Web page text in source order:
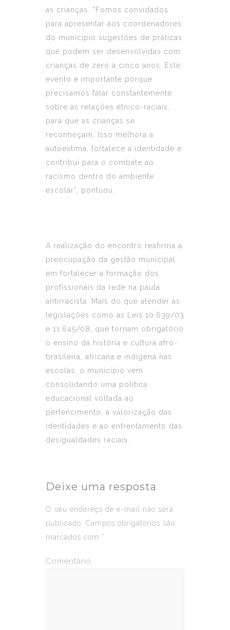
as crianças. “Fomos convidados
para apresentar aos coordenadores
do município sugestões de práticas
que podem ser desenvolvidas com
crianças de zero a cinco anos. Este
evento é importante porque
precisamos falar constantemente
sobre as relações étnico-raciais,
para que as crianças se
reconheçam. Isso melhora a
autoestima, fortalece a identidade e
contribui para o combate ao
racismo dentro do ambiente
escolar”, pontuou.
A realização do encontro reafirma a
preocupação da gestão municipal
em fortalecer a formação dos
profissionais da rede na pauta
antirracista. Mais do que atender às
legislações como as Leis 10.639/03
e 11.645/08, que tornam obrigatório
o ensino da história e cultura afro-
brasileira, africana e indígena nas
escolas, o município vem
consolidando uma política
educacional voltada ao
pertencimento, à valorização das
identidades e ao enfrentamento das
desigualdades raciais.
Deixe uma resposta
O seu endereço de e-mail não será
publicado.
Campos obrigatórios são
marcados com *
Comentário